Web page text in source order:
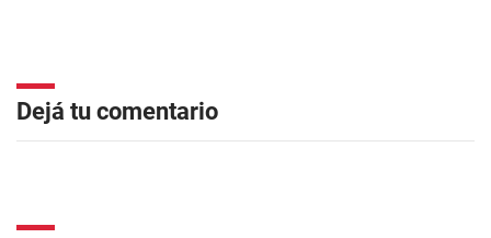
Dejá tu comentario